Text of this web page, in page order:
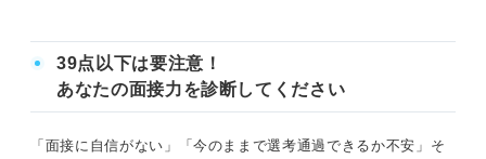
39点以下は要注意！
あなたの面接力を診断してください
「面接に自信がない」「今のままで選考通過できるか不安」そ